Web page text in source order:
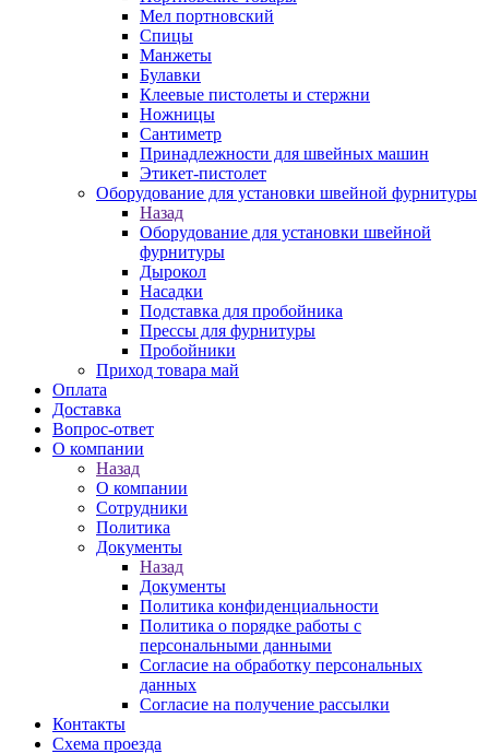
Мел портновский
Спицы
Манжеты
Булавки
Клеевые пистолеты и стержни
Ножницы
Сантиметр
Принадлежности для швейных машин
Этикет-пистолет
Оборудование для установки швейной фурнитуры
Назад
Оборудование для установки швейной
фурнитуры
Дырокол
Насадки
Подставка для пробойника
Прессы для фурнитуры
Пробойники
Приход товара май
Оплата
Доставка
Вопрос-ответ
О компании
Назад
О компании
Сотрудники
Политика
Документы
Назад
Документы
Политика конфиденциальности
Политика о порядке работы с
персональными данными
Согласие на обработку персональных
данных
Согласие на получение рассылки
Контакты
Схема проезда